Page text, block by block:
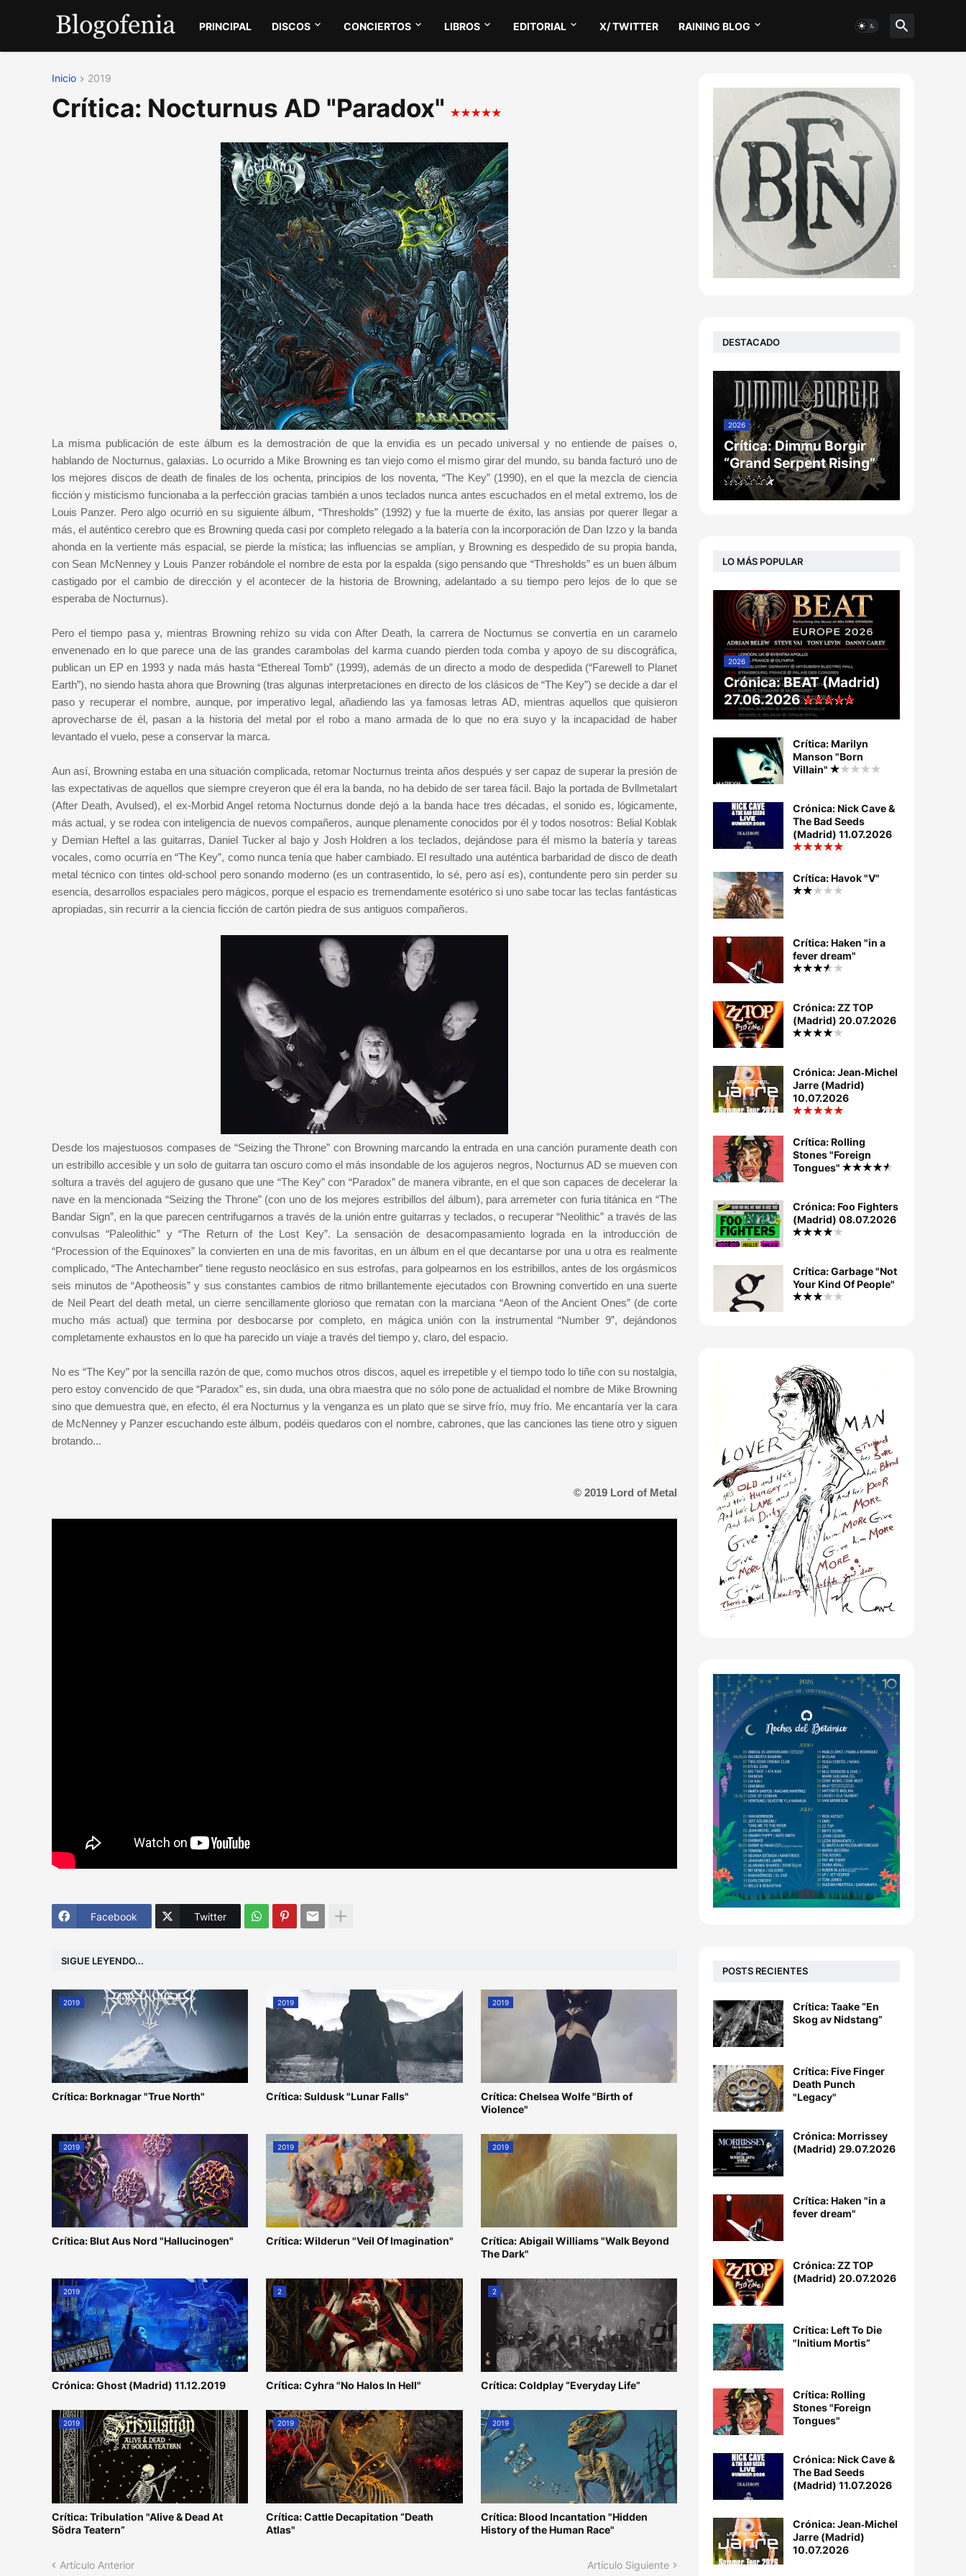
PRINCIPAL DISCOS CONCIERTOS LIBROS EDITORIAL X/ TWITTER RAINING BLOG
Inicio 2019
Crítica: Nocturnus AD "Paradox"
La misma publicación de este álbum es la demostración de que la envidia es un pecado universal y no entiende de países o,
hablando de Nocturnus, galaxias. Lo ocurrido a Mike Browning es tan viejo como el mismo girar del mundo, su banda facturó uno de
los mejores discos de death de finales de los ochenta, principios de los noventa, “The Key” (1990), en el que la mezcla de ciencia
ficción y misticismo funcionaba a la perfección gracias también a unos teclados nunca antes escuchados en el metal extremo, los de
Louis Panzer. Pero algo ocurrió en su siguiente álbum, “Thresholds” (1992) y fue la muerte de éxito, las ansias por querer llegar a
más, el auténtico cerebro que es Browning queda casi por completo relegado a la batería con la incorporación de Dan Izzo y la banda
ahonda en la vertiente más espacial, se pierde la mística; las influencias se amplían, y Browning es despedido de su propia banda,
con Sean McNenney y Louis Panzer robándole el nombre de esta por la espalda (sigo pensando que “Thresholds” es un buen álbum
castigado por el cambio de dirección y el acontecer de la historia de Browning, adelantado a su tiempo pero lejos de lo que se
esperaba de Nocturnus).
Pero el tiempo pasa y, mientras Browning rehízo su vida con After Death, la carrera de Nocturnus se convertía en un caramelo
envenenado en lo que parece una de las grandes carambolas del karma cuando pierden toda comba y apoyo de su discográfica,
publican un EP en 1993 y nada más hasta “Ethereal Tomb” (1999), además de un directo a modo de despedida (“Farewell to Planet
Earth”), no siendo hasta ahora que Browning (tras algunas interpretaciones en directo de los clásicos de “The Key”) se decide a dar el
paso y recuperar el nombre, aunque, por imperativo legal, añadiendo las ya famosas letras AD, mientras aquellos que quisieron
aprovecharse de él, pasan a la historia del metal por el robo a mano armada de lo que no era suyo y la incapacidad de haber
levantado el vuelo, pese a conservar la marca.
Aun así, Browning estaba en una situación complicada, retomar Nocturnus treinta años después y ser capaz de superar la presión de
las expectativas de aquellos que siempre creyeron que él era la banda, no ha debido de ser tarea fácil. Bajo la portada de Bvllmetalart
(After Death, Avulsed), el ex-Morbid Angel retoma Nocturnus donde dejó a la banda hace tres décadas, el sonido es, lógicamente,
más actual, y se rodea con inteligencia de nuevos compañeros, aunque plenamente conocidos por él y todos nosotros: Belial Koblak
y Demian Heftel a las guitarras, Daniel Tucker al bajo y Josh Holdren a los teclados, dejándose para él mismo la batería y tareas
vocales, como ocurría en “The Key”, como nunca tenía que haber cambiado. El resultado una auténtica barbaridad de disco de death
metal técnico con tintes old-school pero sonando moderno (es un contrasentido, lo sé, pero así es), contundente pero sin perder su
esencia, desarrollos espaciales pero mágicos, porque el espacio es tremendamente esotérico si uno sabe tocar las teclas fantásticas
apropiadas, sin recurrir a la ciencia ficción de cartón piedra de sus antiguos compañeros.
Desde los majestuosos compases de “Seizing the Throne” con Browning marcando la entrada en una canción puramente death con
un estribillo accesible y un solo de guitarra tan oscuro como el más insondable de los agujeros negros, Nocturnus AD se mueven con
soltura a través del agujero de gusano que une “The Key” con “Paradox” de manera vibrante, en el que son capaces de decelerar la
nave en la mencionada “Seizing the Throne” (con uno de los mejores estribillos del álbum), para arremeter con furia titánica en “The
Bandar Sign”, en la que parecen centrifugarnos a través de la unión entre guitarras y teclados, o recuperar “Neolithic” a través de las
convulsas “Paleolithic” y “The Return of the Lost Key”. La sensación de desacompasamiento lograda en la introducción de
“Procession of the Equinoxes” la convierten en una de mis favoritas, en un álbum en el que decantarse por una u otra es realmente
complicado, “The Antechamber” tiene regusto neoclásico en sus estrofas, para golpearnos en los estribillos, antes de los orgásmicos
seis minutos de “Apotheosis” y sus constantes cambios de ritmo brillantemente ejecutados con Browning convertido en una suerte
de Neil Peart del death metal, un cierre sencillamente glorioso que rematan con la marciana “Aeon of the Ancient Ones” (de corte
mucho más actual) que termina por desbocarse por completo, en mágica unión con la instrumental “Number 9”, dejándonos
completamente exhaustos en lo que ha parecido un viaje a través del tiempo y, claro, del espacio.
No es “The Key” por la sencilla razón de que, como muchos otros discos, aquel es irrepetible y el tiempo todo lo tiñe con su nostalgia,
pero estoy convencido de que “Paradox” es, sin duda, una obra maestra que no sólo pone de actualidad el nombre de Mike Browning
sino que demuestra que, en efecto, él era Nocturnus y la venganza es un plato que se sirve frío, muy frío. Me encantaría ver la cara
de McNenney y Panzer escuchando este álbum, podéis quedaros con el nombre, cabrones, que las canciones las tiene otro y siguen
brotando...
© 2019 Lord of Metal
Facebook Twitter
SIGUE LEYENDO...
2019
Crítica: Borknagar "True North"
2019
Crítica: Suldusk "Lunar Falls"
2019
Crítica: Chelsea Wolfe "Birth of
Violence"
2019
Crítica: Blut Aus Nord "Hallucinogen"
2019
Crítica: Wilderun "Veil Of Imagination"
2019
Crítica: Abigail Williams "Walk Beyond
The Dark"
2019
Crónica: Ghost (Madrid) 11.12.2019
2
Crítica: Cyhra "No Halos In Hell"
2
Crítica: Coldplay “Everyday Life”
2019
Crítica: Tribulation "Alive & Dead At
Södra Teatern”
2019
Crítica: Cattle Decapitation “Death
Atlas"
2019
Crítica: Blood Incantation "Hidden
History of the Human Race"
Artículo Anterior Artículo Siguiente
DESTACADO
2026
Crítica: Dimmu Borgir
“Grand Serpent Rising”
LO MÁS POPULAR
2026
Crónica: BEAT (Madrid)
27.06.2026
Crítica: Marilyn
Manson "Born
Villain"
Crónica: Nick Cave &
The Bad Seeds
(Madrid) 11.07.2026
Crítica: Havok "V"
Crítica: Haken "in a
fever dream"
Crónica: ZZ TOP
(Madrid) 20.07.2026
Crónica: Jean‐Michel
Jarre (Madrid)
10.07.2026
Crítica: Rolling
Stones "Foreign
Tongues"
Crónica: Foo Fighters
(Madrid) 08.07.2026
Crítica: Garbage "Not
Your Kind Of People"
POSTS RECIENTES
Crítica: Taake “En
Skog av Nidstang”
Crítica: Five Finger
Death Punch
"Legacy"
Crónica: Morrissey
(Madrid) 29.07.2026
Crítica: Haken "in a
fever dream"
Crónica: ZZ TOP
(Madrid) 20.07.2026
Crítica: Left To Die
"Initium Mortis”
Crítica: Rolling
Stones "Foreign
Tongues"
Crónica: Nick Cave &
The Bad Seeds
(Madrid) 11.07.2026
Crónica: Jean‐Michel
Jarre (Madrid)
10.07.2026